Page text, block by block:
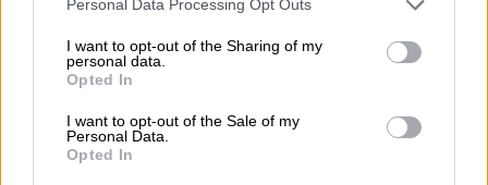
not limited to your visit or usage behaviour. You may click to
grant or deny consent to Google and its third-party tags to
use your data for below specified purposes in below Google
consent section.
Personal Data Processing Opt Outs
I want to opt-out of the Sharing of my
personal data.
Opted In
I want to opt-out of the Sale of my
Personal Data.
Opted In
View this post on Instagram